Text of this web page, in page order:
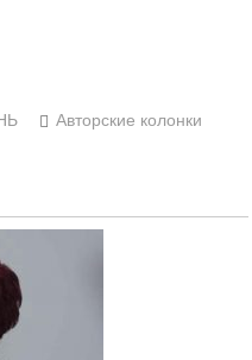
Авторские колонки